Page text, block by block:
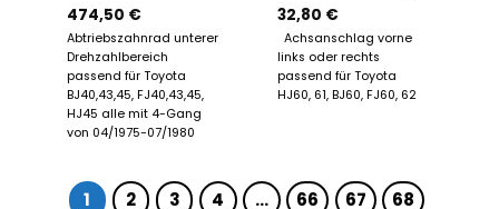
474,50 €
Abtriebszahnrad unterer
Drehzahlbereich
passend für Toyota
BJ40,43,45, FJ40,43,45,
HJ45 alle mit 4-Gang
von 04/1975-07/1980
32,80 €
Achsanschlag vorne
links oder rechts
passend für Toyota
HJ60, 61, BJ60, FJ60, 62
1 2 3 4 … 66 67 68